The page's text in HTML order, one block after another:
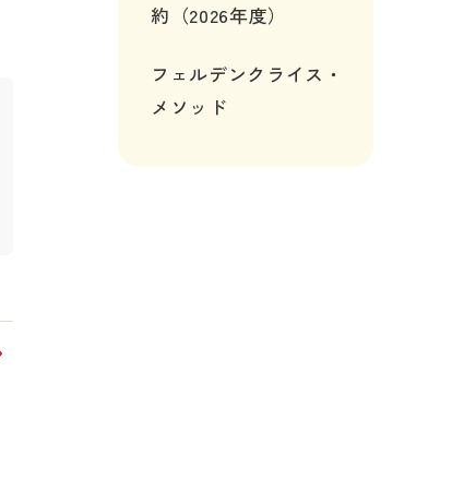
約（2026年度）
フェルデンクライス・
メソッド